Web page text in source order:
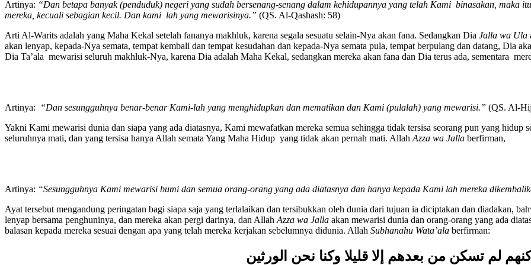
Artinya: “Dan betapa banyak (penduduk) negeri yang sudah bersenang-senang dalam kehidupannya yang telah Kami binasakan, maka
mereka, kecuali sebagian kecil. Dan kami lah yang mewarisinya.” (QS. Al-Qashash: 58)
Arti Al-Warits adalah yang Maha Kekal setelah fananya makhluk, karena segala sesuatu selain-Nya akan fana. Sedangkan Dia Jalla wa Ula
akan lenyap, kepada-Nya semata, tempat kembali dan tempat kesudahan dan kepada-Nya semata pula, tempat berpulang dan datang, Dia
Dia Ta’ala mewarisi seluruh makhluk-Nya, karena Dia adalah Maha Kekal, sedangkan mereka akan fana dan Dia terus ada, sementara
Artinya: “Dan sesungguhnya benar-benar Kami-lah yang menghidupkan dan mematikan dan Kami (pulalah) yang mewarisi.” (QS. Al-
Yakni Kami mewarisi dunia dan siapa yang ada diatasnya, Kami mewafatkan mereka semua sehingga tidak tersisa seorang pun yang hidup
seluruhnya mati, dan yang tersisa hanya Allah semata Yang Maha Hidup yang tidak akan pernah mati. Allah Azza wa Jalla berfirman,
Artinya: “Sesungguhnya Kami mewarisi bumi dan semua orang-orang yang ada diatasnya dan hanya kepada Kami lah mereka
Ayat tersebut mengandung peringatan bagi siapa saja yang terlalaikan dan tersibukkan oleh dunia dari tujuan ia diciptakan dan diadakan,
lenyap bersama penghuninya, dan mereka akan pergi darinya, dan Allah Azza wa Jalla akan mewarisi dunia dan orang-orang yang ada
balasan kepada mereka sesuai dengan apa yang telah mereka kerjakan sebelumnya didunia. Allah Subhanahu Wata’ala berfirman:
لم تسكن من بعدهم إلا قليلا وكنا نحن الورثين